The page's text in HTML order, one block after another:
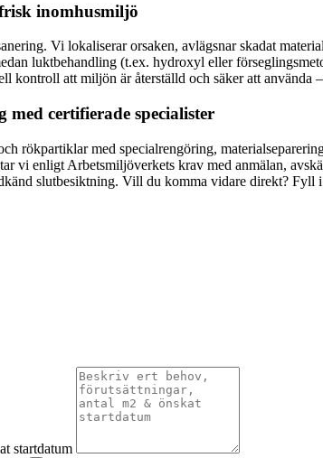
inomhusmiljö
Vi lokaliserar orsaken, avlägsnar skadat
luktbehandling (t.ex. hydroxyl eller
kontroll att miljön är återställd och säker att använda
certifierade specialister
rökpartiklar med specialrengöring,
vi enligt Arbetsmiljöverkets krav med anmälan,
slutbesiktning. Vill du komma vidare direkt?
startdatum